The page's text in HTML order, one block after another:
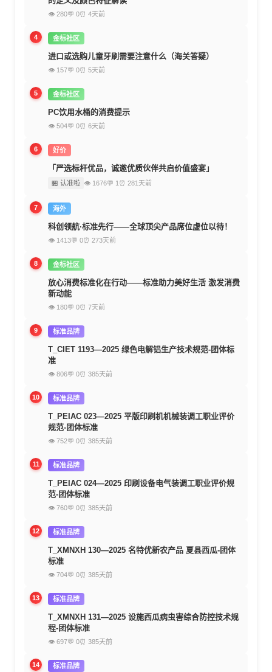
👁 280💬 0⏰ 4天前
4 金标社区
进口或选购儿童牙刷需要注意什么（海关答疑）
👁 157💬 0⏰ 5天前
5 金标社区
PC饮用水桶的消费提示
👁 504💬 0⏰ 6天前
6 好价
「严选标杆优品，诚邀优质伙伴共启价值盛宴」
🏪 认准啦 👁 1676💬 1 ⏰ 281天前
7 海外
科创领航·标准先行——全球顶尖产品席位虚位以待！
👁 1413💬 0⏰ 273天前
8 金标社区
放心消费标准化在行动——标准助力美好生活 激发消费
新动能
👁 180💬 0⏰ 7天前
9 标准品牌
T_CIET 1193—2025 绿色电解铝生产技术规范-团体标
准
👁 806💬 0⏰ 385天前
10 标准品牌
T_PEIAC 023—2025 平版印刷机机械装调工职业评价
规范-团体标准
👁 752💬 0⏰ 385天前
11 标准品牌
T_PEIAC 024—2025 印刷设备电气装调工职业评价规
范-团体标准
👁 760💬 0⏰ 385天前
12 标准品牌
T_XMNXH 130—2025 名特优新农产品 夏县西瓜-团体
标准
👁 704💬 0⏰ 385天前
13 标准品牌
T_XMNXH 131—2025 设施西瓜病虫害综合防控技术规
程-团体标准
👁 697💬 0⏰ 385天前
14 标准品牌